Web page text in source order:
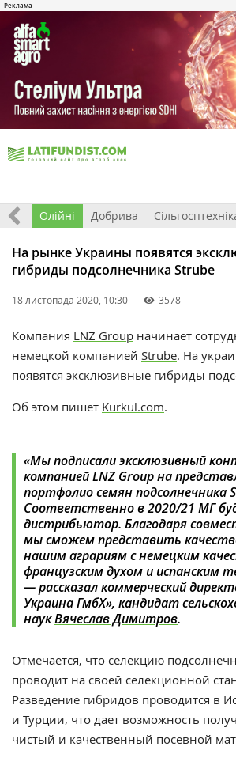
Олійні Добрива
На рынке Украины появятся
гибриды подсолнечника Strube
18 листопада 2020, 10:30 3578
Компания LNZ Group начинает
немецкой компанией Strube. На
появятся эксклюзивные гибриды
Об этом пишет Kurkul.com.
«Мы подписали эксклюзивный
компанией LNZ Group на
портфолио семян подсолнечника
Соответственно в 2020/21 МГ
дистрибьютор. Благодаря
мы сможем представить
нашим аграриям с немецким
французским духом и испанским
— рассказал коммерческий
Украина ГмбХ», кандидат
наукВячеслав Димитров.
Отмечается, что селекцию
проводит на своей селекционной
Разведение гибридов проводится в
и Турции, что дает возможность
чистый и качественный посевной